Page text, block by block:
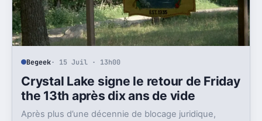
Begeek· 15 Juil · 13h00
Crystal Lake signe le retour de Friday
the 13th après dix ans de vide
Après plus d’une décennie de blocage juridique,